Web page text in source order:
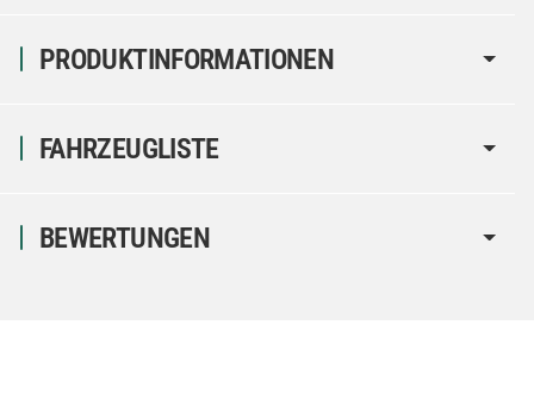
PRODUKTINFORMATIONEN
FAHRZEUGLISTE
BEWERTUNGEN